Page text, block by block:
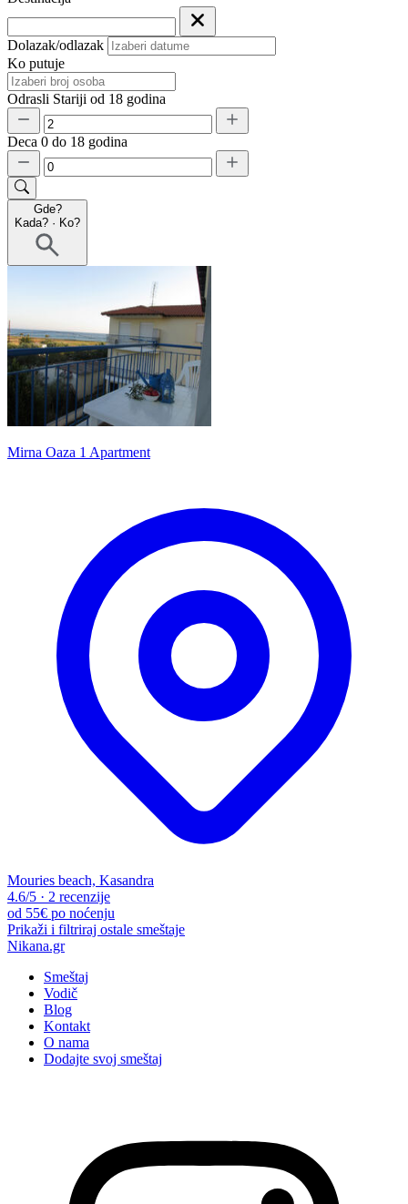
Dolazak/odlazak
Ko putuje
Odrasli Stariji od 18 godina
Deca 0 do 18 godina
Gde?
Kada? · Ko?
Mirna Oaza 1 Apartment
Mouries beach, Kasandra
4.6/5 · 2 recenzije
od 55€ po noćenju
Prikaži i filtriraj ostale smeštaje
Nikana.gr
Smeštaj
Vodič
Blog
Kontakt
O nama
Dodajte svoj smeštaj